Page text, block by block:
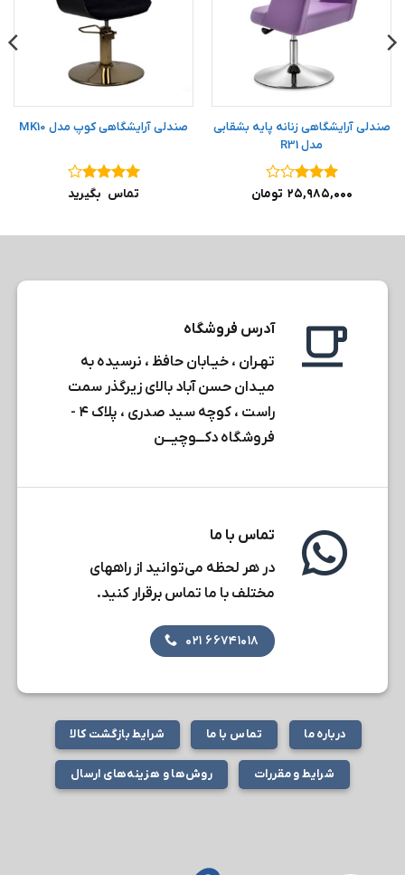
صندلی آرایشگاهی زنانه پایه بشقابی
مدل R31
نمره۳
۲۵,۹۸۵,۰۰۰ تومان
صندلی آرایشگاهی کوپ مدل MK10
نمره ۴
تماس بگیرید
آدرس فروشگاه
تهـران ، خیـابان حافظ ، نرسیده به
میـدان حسن آباد بالای زیرگذر سمت
راست ، کوچه سید صدری ، پلاک ۴ -
فروشگاه دکـــوچیـــن
تماس با ما
در هر لحظه می‌توانید از راههای
مختلف با ما تماس برقرار کنید.
۶۶۷۴۱۰۱۸ ۰۲۱
درباره ما تماس با ما شرایط بازگشت کالا
شرایط و مقررات روش‌ها و هزینه‌های ارسال